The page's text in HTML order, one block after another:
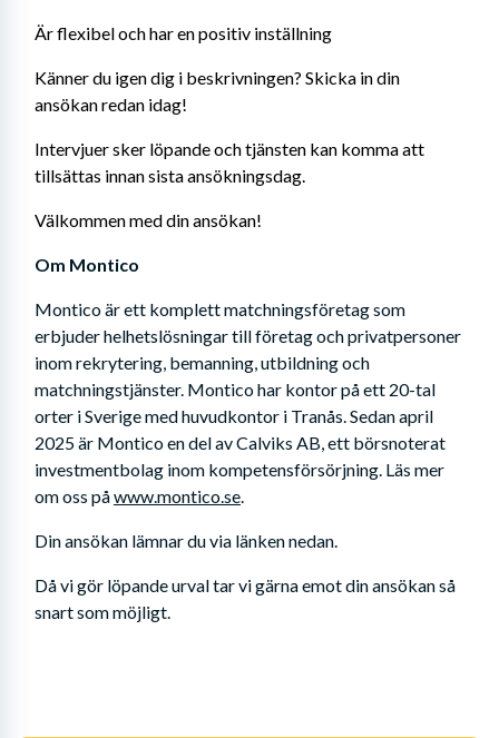
Är flexibel och har en positiv inställning
Känner du igen dig i beskrivningen? Skicka in din
ansökan redan idag!
Intervjuer sker löpande och tjänsten kan komma att
tillsättas innan sista ansökningsdag.
Välkommen med din ansökan!
Om Montico
Montico är ett komplett matchningsföretag som
erbjuder helhetslösningar till företag och privatpersoner
inom rekrytering, bemanning, utbildning och
matchningstjänster. Montico har kontor på ett 20-tal
orter i Sverige med huvudkontor i Tranås. Sedan april
2025 är Montico en del av Calviks AB, ett börsnoterat
investmentbolag inom kompetensförsörjning. Läs mer
om oss på www.montico.se.
Din ansökan lämnar du via länken nedan.
Då vi gör löpande urval tar vi gärna emot din ansökan så
snart som möjligt.